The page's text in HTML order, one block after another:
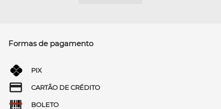
Formas de pagamento
PIX
CARTÃO DE CRÉDITO
BOLETO